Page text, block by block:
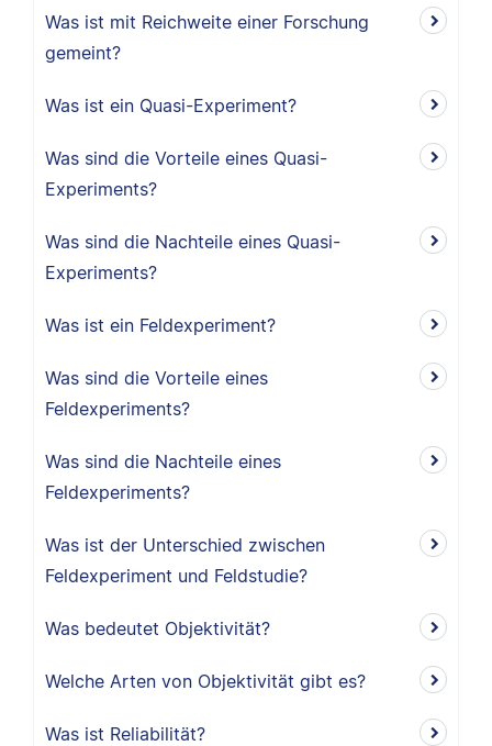
Was ist mit Reichweite einer Forschung
gemeint?
Was ist ein Quasi-Experiment?
Was sind die Vorteile eines Quasi-
Experiments?
Was sind die Nachteile eines Quasi-
Experiments?
Was ist ein Feldexperiment?
Was sind die Vorteile eines
Feldexperiments?
Was sind die Nachteile eines
Feldexperiments?
Was ist der Unterschied zwischen
Feldexperiment und Feldstudie?
Was bedeutet Objektivität?
Welche Arten von Objektivität gibt es?
Was ist Reliabilität?